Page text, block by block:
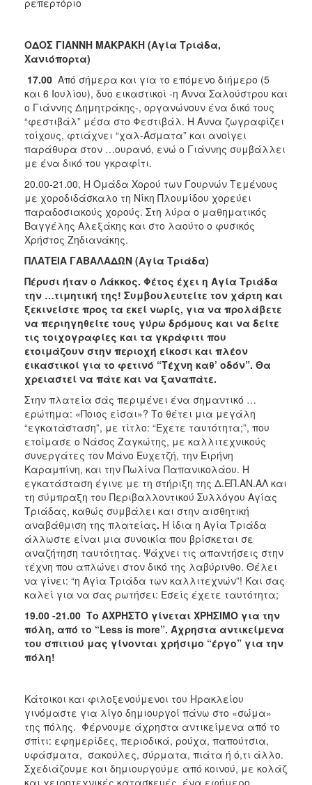
ΟΔΟΣ ΓΙΑΝΝΗ ΜΑΚΡΑΚΗ (Αγία Τριάδα,
Χανιόπορτα)
17.00 Από σήμερα και για το επόμενο διήμερο (5
και 6 Ιουλίου), δυο εικαστικοί -η Άννα Σαλούστρου και
ο Γιάννης Δημητράκης-, οργανώνουν ένα δικό τους
“φεστιβάλ” μέσα στο Φεστιβάλ. Η Άννα ζωγραφίζει
τοίχους, φτιάχνει “χαλ-Άσματα” και ανοίγει
παράθυρα στον …ουρανό, ενώ ο Γιάννης συμβάλλει
με ένα δικό του γκραφίτι.
20.00-21.00, Η Ομάδα Χορού των Γουρνών Τεμένους
με χοροδιδάσκαλο τη Νίκη Πλουμίδου χορεύει
παραδοσιακούς χορούς. Στη λύρα ο μαθηματικός
Βαγγέλης Αλεξάκης και στο λαούτο ο φυσικός
Χρήστος Ζηδιανάκης.
ΠΛΑΤΕΙΑ ΓΑΒΑΛΑΔΩΝ (Αγία Τριάδα)
Πέρυσι ήταν ο Λάκκος. Φέτος έχει η Αγία Τριάδα
την …τιμητική της! Συμβουλευτείτε τον χάρτη και
ξεκινείστε προς τα εκεί νωρίς, για να προλάβετε
να περιηγηθείτε τους γύρω δρόμους και να δείτε
τις τοιχογραφίες και τα γκράφιτι που
ετοιμάζουν στην περιοχή είκοσι και πλέον
εικαστικοί για το φετινό “Τέχνη καθ’ οδόν”. Θα
χρειαστεί να πάτε και να ξαναπάτε.
Στην πλατεία σάς περιμένει ένα σημαντικό …
ερώτημα: «Ποιος είσαι»? Το θέτει μια μεγάλη
“εγκατάσταση”, με τίτλο: “Έχετε ταυτότητα;”, που
ετοίμασε ο Νάσος Ζαγκώτης, με καλλιτεχνικούς
συνεργάτες τον Μάνο Ευχετζή, την Ειρήνη
Καραμπίνη, και την Πωλίνα Παπανικολάου. Η
εγκατάσταση έγινε με τη στήριξη της Δ.ΕΠ.ΑΝ.ΑΛ και
τη σύμπραξη του Περιβαλλοντικού Συλλόγου Αγίας
Τριάδας, καθώς συμβάλει και στην αισθητική
αναβάθμιση της πλατείας. Η ίδια η Αγία Τριάδα
άλλωστε είναι μια συνοικία που βρίσκεται σε
αναζήτηση ταυτότητας. Ψάχνει τις απαντήσεις στην
τέχνη που απλώνει στον δικό της λαβύρινθο. Θέλει
να γίνει: “η Αγία Τριάδα των καλλιτεχνών”! Και σας
καλεί για να σας ρωτήσει: Εσείς έχετε ταυτότητα;
19.00 -21.00 Το ΑΧΡΗΣΤΟ γίνεται ΧΡΗΣΙΜΟ για την
πόλη, από το “Less is more”. Άχρηστα αντικείμενα
του σπιτιού μας γίνονται χρήσιμο “έργο” για την
πόλη!
Κάτοικοι και φιλοξενούμενοι του Ηρακλείου
γινόμαστε για λίγο δημιουργοί πάνω στο «σώμα»
της πόλης. Φέρνουμε άχρηστα αντικείμενα από το
σπίτι: εφημερίδες, περιοδικά, ρούχα, παπούτσια,
υφάσματα, σακούλες, σύρματα, πιάτα ή ό,τι άλλο.
Σχεδιάζουμε και δημιουργούμε από κοινού, με κολάζ
και χειροτεχνικές κατασκευές, ένα εφήμερο